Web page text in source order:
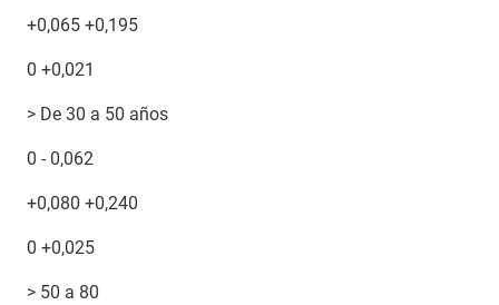
+0,065 +0,195
0 +0,021
> De 30 a 50 años
0 - 0,062
+0,080 +0,240
0 +0,025
> 50 a 80